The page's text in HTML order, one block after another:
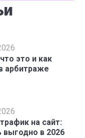
это и как
арбитраже
на сайт:
выгодно в 2026